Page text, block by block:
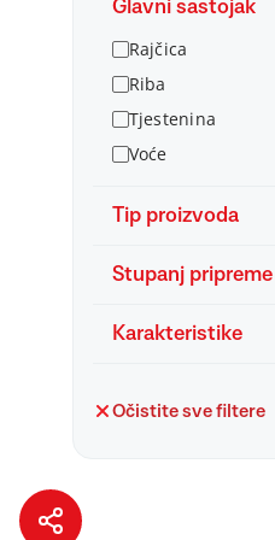
Glavni sastojak
Rajčica
Riba
Tjestenina
Voće
Tip proizvoda
Stupanj pripreme
Karakteristike
Očistite sve filtere